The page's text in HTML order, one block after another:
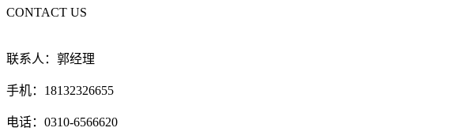
CONTACT US
联系人：郭经理
手机：18132326655
电话：0310-6566620